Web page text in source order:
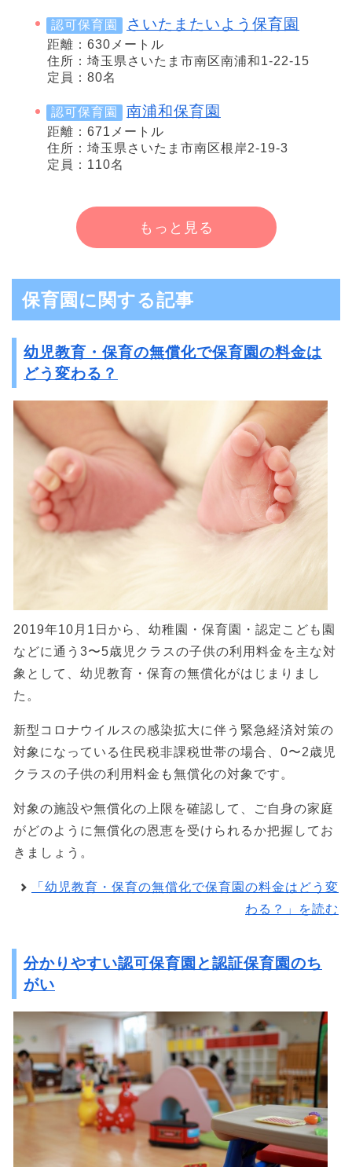
認可保育園 さいたまたいよう保育園
距離：630メートル
住所：埼玉県さいたま市南区南浦和1-22-15
定員：80名
認可保育園 南浦和保育園
距離：671メートル
住所：埼玉県さいたま市南区根岸2-19-3
定員：110名
もっと見る
保育園に関する記事
幼児教育・保育の無償化で保育園の料金は
どう変わる？
2019年10月1日から、幼稚園・保育園・認定こども園
などに通う3〜5歳児クラスの子供の利用料金を主な対
象として、幼児教育・保育の無償化がはじまりまし
た。
新型コロナウイルスの感染拡大に伴う緊急経済対策の
対象になっている住民税非課税世帯の場合、0〜2歳児
クラスの子供の利用料金も無償化の対象です。
対象の施設や無償化の上限を確認して、ご自身の家庭
がどのように無償化の恩恵を受けられるか把握してお
きましょう。
「幼児教育・保育の無償化で保育園の料金はどう変
わる？」を読む
分かりやすい認可保育園と認証保育園のち
がい